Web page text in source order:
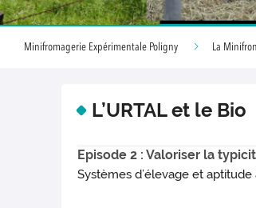
Minifromagerie Expérimentale Poligny La
L’URTAL et le Bio
Episode 2 : Valoriser la
Systèmes d’élevage et